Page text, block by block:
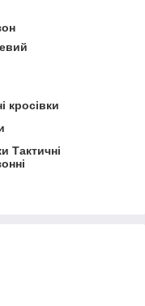
кросівки
Тактичні